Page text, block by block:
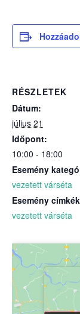
RÉSZLETEK
Dátum:
július 21
Időpont:
10:00 - 18:00
Esemény
vezetett várséta
Esemény
vezetett várséta